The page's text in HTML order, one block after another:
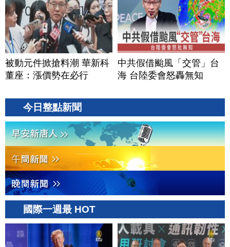
被動元件掀搶料潮 華新科
董座：漲價勢在必行
中共假借颱風「交管」台
海 台陸委會怒轟無知
今日整點新聞
國際一週最 HOT